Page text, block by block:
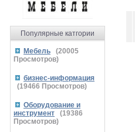
Популярные катгории
Мебель (20005
Просмотров)
бизнес-информация
(19466 Просмотров)
Оборудование и
инструмент
(19386
Просмотров)